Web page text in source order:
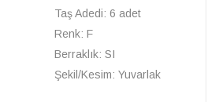
Taş Adedi: 6 adet
Renk: F
Berraklık: SI
Şekil/Kesim: Yuvarlak